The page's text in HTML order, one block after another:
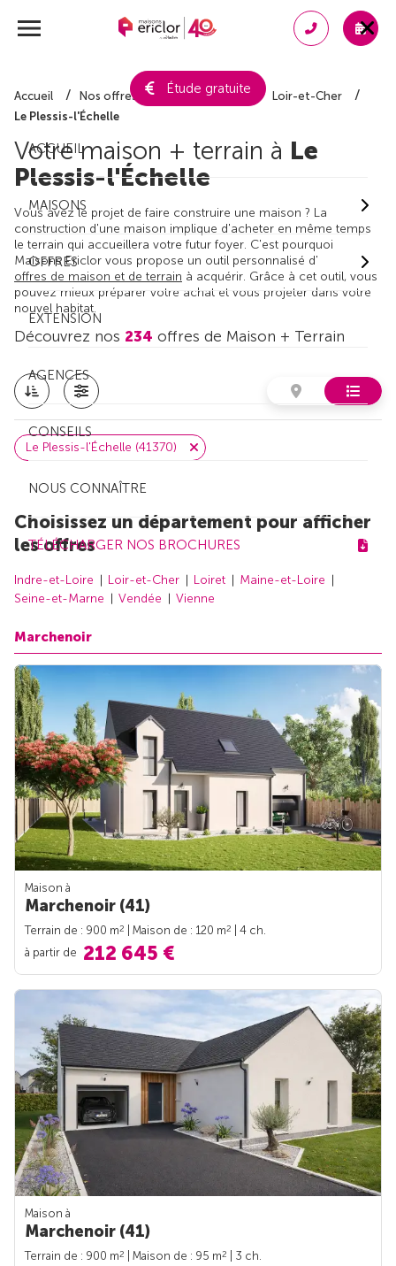
Étude gratuite
ACCUEIL
MAISONS
OFFRES
EXTENSION
AGENCES
CONSEILS
NOUS CONNAÎTRE
TÉLÉCHARGER NOS BROCHURES
Accueil Nos offres de maison + terrain
Loir-et-Cher
Le Plessis-l'Échelle
Votre maison + terrain à Le
Plessis-l'Échelle
Vous avez le projet de faire construire une maison ? La
construction d'une maison implique d'acheter en même temps
le terrain qui accueillera votre futur foyer. C'est pourquoi
Maisons Ericlor vous propose un outil personnalisé d'
offres de maison et de terrain à acquérir. Grâce à cet outil, vous
pouvez mieux préparer votre achat et vous projeter dans votre
nouvel habitat.
Découvrez nos 234 offres de Maison + Terrain
Le Plessis-l'Échelle (41370)
Choisissez un département pour afficher
les offres
Indre-et-Loire Loir-et-Cher Loiret
Maine-et-Loire
Seine-et-Marne
Vendée Vienne
Marchenoir
Maison à
Marchenoir (41)
Terrain de : 900 m2 | Maison de : 120 m2
| 4 ch.
à partir de 212 645 €
Maison à
Marchenoir (41)
Terrain de : 900 m2 | Maison de : 95 m2
| 3 ch.